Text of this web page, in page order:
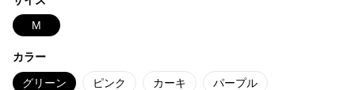
M
カラー
グリーン ピンク カーキ パープル